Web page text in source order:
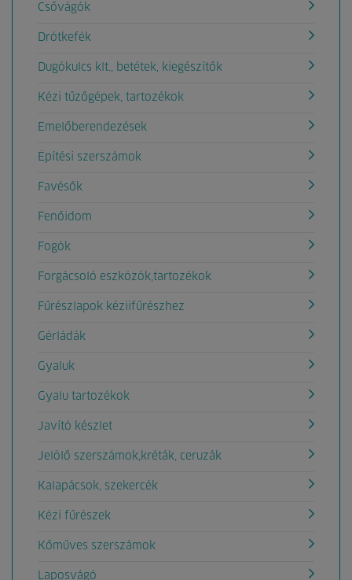
Csővágók
Drótkefék
Dugókulcs klt., betétek, kiegészítők
Kézi tűzőgépek, tartozékok
Emelőberendezések
Építési szerszámok
Favésők
Fenőidom
Fogók
Forgácsoló eszközök,tartozékok
Fűrészlapok kéziifűrészhez
Gérládák
Gyaluk
Gyalu tartozékok
Javító készlet
Jelölő szerszámok,kréták, ceruzák
Kalapácsok, szekercék
Kézi fűrészek
Kőműves szerszámok
Laposvágó